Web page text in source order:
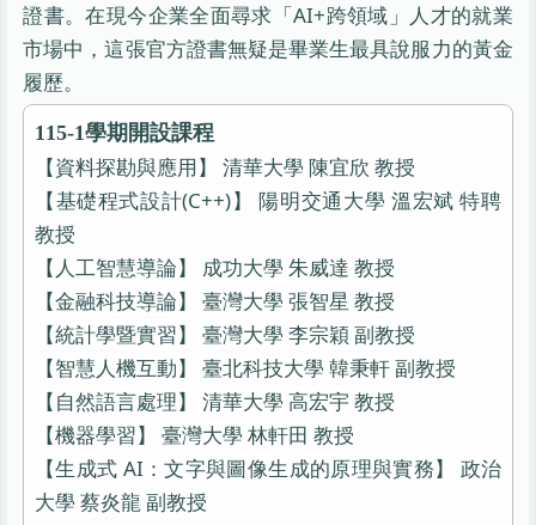
證書。在現今企業全面尋求「AI+跨領域」人才的就業
市場中，這張官方證書無疑是畢業生最具說服力的黃金
履歷。
115-1學期開設課程
【資料探勘與應用】 清華大學 陳宜欣 教授
【基礎程式設計(C++)】 陽明交通大學 溫宏斌 特聘
教授
【人工智慧導論】 成功大學 朱威達 教授
【金融科技導論】 臺灣大學 張智星 教授
【統計學暨實習】 臺灣大學 李宗穎 副教授
【智慧人機互動】 臺北科技大學 韓秉軒 副教授
【自然語言處理】 清華大學 高宏宇 教授
【機器學習】 臺灣大學 林軒田 教授
【生成式 AI：文字與圖像生成的原理與實務】 政治
大學 蔡炎龍 副教授